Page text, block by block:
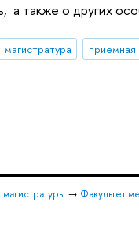
а также о других
магистратура приемная
→ Факультет